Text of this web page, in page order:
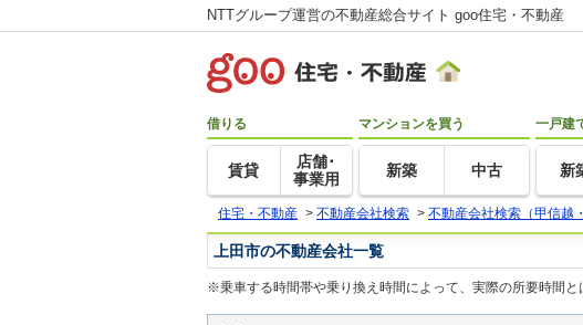
NTTグループ運営の不動産総合サイト goo住宅・不動産
借りる
賃貸
店舗･
事業用
マンションを買う
新築 中古
一戸建
新
住宅・不動産 > 不動産会社検索 > 不動産会社検索（甲信越
上田市の不動産会社一覧
※乗車する時間帯や乗り換え時間によって、実際の所要時間と